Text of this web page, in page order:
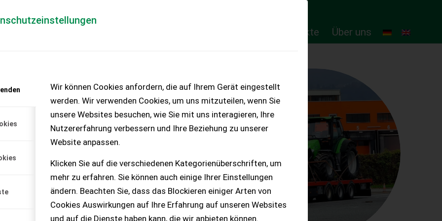
Wir können Cookies anfordern, die auf Ihrem Gerät eingestellt
werden. Wir verwenden Cookies, um uns mitzuteilen, wenn Sie
unsere Websites besuchen, wie Sie mit uns interagieren, Ihre
Nutzererfahrung verbessern und Ihre Beziehung zu unserer
Website anpassen.
Klicken Sie auf die verschiedenen Kategorienüberschriften, um
mehr zu erfahren. Sie können auch einige Ihrer Einstellungen
ändern. Beachten Sie, dass das Blockieren einiger Arten von
Cookies Auswirkungen auf Ihre Erfahrung auf unseren Websites
und auf die Dienste haben kann, die wir anbieten können.
Online-Produkte Über uns
– KEINE
DIESEL DEUTZ – 68
FREQUENCIES 2